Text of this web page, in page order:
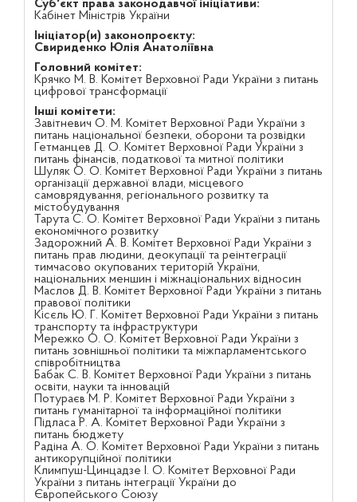
Суб'єкт права законодавчої ініціативи:
Кабінет Міністрів України
Ініціатор(и) законопроєкту:
Свириденко Юлія Анатоліївна
Головний комітет:
Крячко М. В. Комітет Верховної Ради України з питань
цифрової трансформації
Інші комітети:
Завітневич О. М. Комітет Верховної Ради України з
питань національної безпеки, оборони та розвідки
Гетманцев Д. О. Комітет Верховної Ради України з
питань фінансів, податкової та митної політики
Шуляк О. О. Комітет Верховної Ради України з питань
організації державної влади, місцевого
самоврядування, регіонального розвитку та
містобудування
Тарута С. О. Комітет Верховної Ради України з питань
економічного розвитку
Задорожний А. В. Комітет Верховної Ради України з
питань прав людини, деокупації та реінтеграції
тимчасово окупованих територій України,
національних меншин і міжнаціональних відносин
Маслов Д. В. Комітет Верховної Ради України з питань
правової політики
Кісєль Ю. Г. Комітет Верховної Ради України з питань
транспорту та інфраструктури
Мережко О. О. Комітет Верховної Ради України з
питань зовнішньої політики та міжпарламентського
співробітництва
Бабак С. В. Комітет Верховної Ради України з питань
освіти, науки та інновацій
Потураєв М. Р. Комітет Верховної Ради України з
питань гуманітарної та інформаційної політики
Підласа Р. А. Комітет Верховної Ради України з
питань бюджету
Радіна А. О. Комітет Верховної Ради України з питань
антикорупційної політики
Климпуш-Цинцадзе І. О. Комітет Верховної Ради
України з питань інтеграції України до
Європейського Союзу